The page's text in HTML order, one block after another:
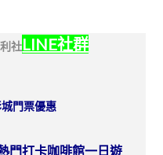
社LINE社群
門票優惠
門打卡咖啡館一日遊